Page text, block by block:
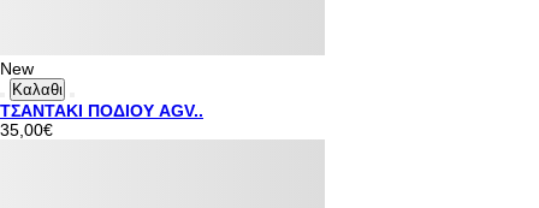
New
Καλαθι
ΤΣΑΝΤΑΚΙ ΠΟΔΙΟΥ AGV..
35,00€